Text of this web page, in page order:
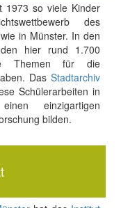
1973 so viele Kinder
des
in Münster. In den
hier rund 1.700
Themen für die
DasStadtarchiv
Schülerarbeiten in
einzigartigen
bilden.